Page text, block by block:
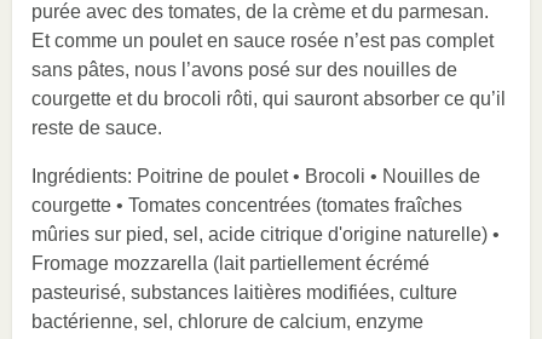
purée avec des tomates, de la crème et du parmesan.
Et comme un poulet en sauce rosée n’est pas complet
sans pâtes, nous l’avons posé sur des nouilles de
courgette et du brocoli rôti, qui sauront absorber ce qu’il
reste de sauce.
Ingrédients: Poitrine de poulet • Brocoli • Nouilles de
courgette • Tomates concentrées (tomates fraîches
mûries sur pied, sel, acide citrique d'origine naturelle) •
Fromage mozzarella (lait partiellement écrémé
pasteurisé, substances laitières modifiées, culture
bactérienne, sel, chlorure de calcium, enzyme